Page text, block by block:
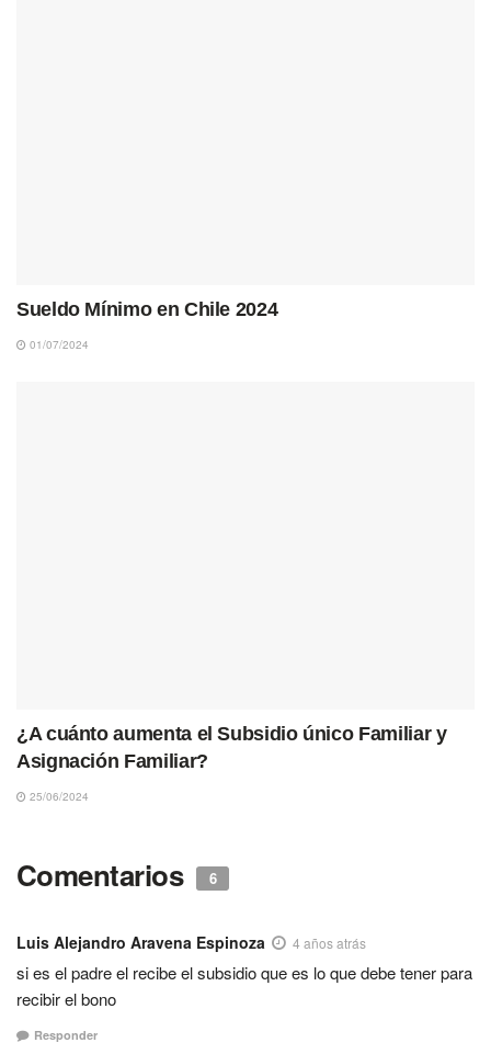
Sueldo Mínimo en Chile 2024
01/07/2024
¿A cuánto aumenta el Subsidio único Familiar y
Asignación Familiar?
25/06/2024
Comentarios 6
Luis Alejandro Aravena Espinoza 4 años atrás
si es el padre el recibe el subsidio que es lo que debe tener para
recibir el bono
Responder